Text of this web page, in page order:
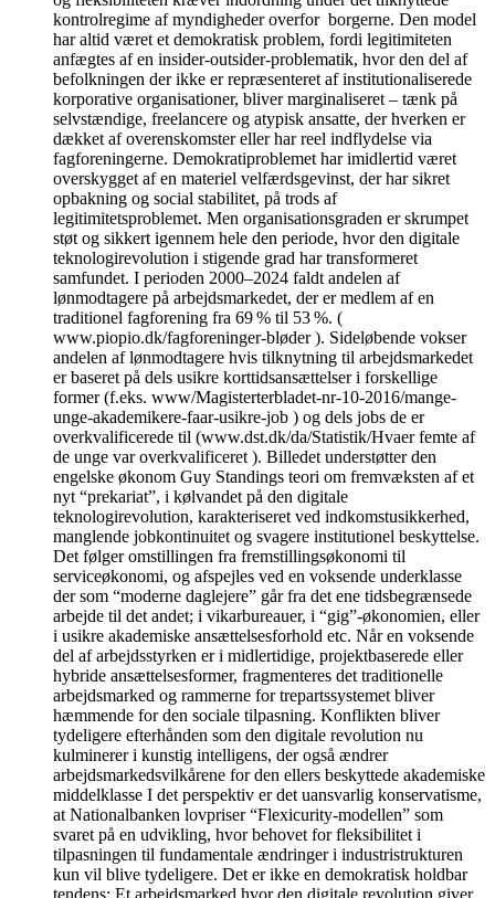
kontrolregime af myndigheder overfor borgerne. Den model
har altid været et demokratisk problem, fordi legitimiteten
anfægtes af en insider-outsider-problematik, hvor den del af
befolkningen der ikke er repræsenteret af institutionaliserede
korporative organisationer, bliver marginaliseret – tænk på
selvstændige, freelancere og atypisk ansatte, der hverken er
dækket af overenskomster eller har reel indflydelse via
fagforeningerne. Demokratiproblemet har imidlertid været
overskygget af en materiel velfærdsgevinst, der har sikret
opbakning og social stabilitet, på trods af
legitimitetsproblemet. Men organisationsgraden er skrumpet
støt og sikkert igennem hele den periode, hvor den digitale
teknologirevolution i stigende grad har transformeret
samfundet. I perioden 2000–2024 faldt andelen af
lønmodtagere på arbejdsmarkedet, der er medlem af en
traditionel fagforening fra 69 % til 53 %. (
www.piopio.dk/fagforeninger-bløder ). Sideløbende vokser
andelen af lønmodtagere hvis tilknytning til arbejdsmarkedet
er baseret på dels usikre korttidsansættelser i forskellige
former (f.eks. www/Magisterterbladet-nr-10-2016/mange-
unge-akademikere-faar-usikre-job ) og dels jobs de er
overkvalificerede til (www.dst.dk/da/Statistik/Hvaer femte af
de unge var overkvalificeret ). Billedet understøtter den
engelske økonom Guy Standings teori om fremvæksten af et
nyt “prekariat”, i kølvandet på den digitale
teknologirevolution, karakteriseret ved indkomstusikkerhed,
manglende jobkontinuitet og svagere institutionel beskyttelse.
Det følger omstillingen fra fremstillingsøkonomi til
serviceøkonomi, og afspejles ved en voksende underklasse
der som “moderne daglejere” går fra det ene tidsbegrænsede
arbejde til det andet; i vikarbureauer, i “gig”-økonomien, eller
i usikre akademiske ansættelsesforhold etc. Når en voksende
del af arbejdsstyrken er i midlertidige, projektbaserede eller
hybride ansættelsesformer, fragmenteres det traditionelle
arbejdsmarked og rammerne for trepartssystemet bliver
hæmmende for den sociale tilpasning. Konflikten bliver
tydeligere efterhånden som den digitale revolution nu
kulminerer i kunstig intelligens, der også ændrer
arbejdsmarkedsvilkårene for den ellers beskyttede akademiske
middelklasse I det perspektiv er det uansvarlig konservatisme,
at Nationalbanken lovpriser “Flexicurity-modellen” som
svaret på en udvikling, hvor behovet for fleksibilitet i
tilpasningen til fundamentale ændringer i industristrukturen
kun vil blive tydeligere. Det er ikke en demokratisk holdbar
tendens: Et arbejdsmarked hvor den digitale revolution giver